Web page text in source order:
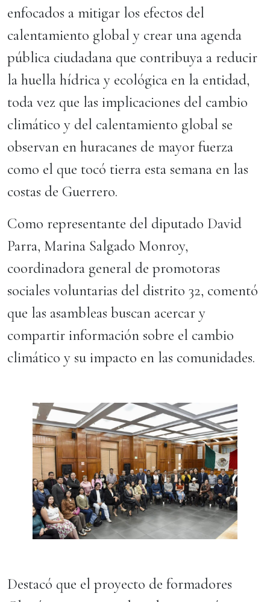
enfocados a mitigar los efectos del
calentamiento global y crear una agenda
pública ciudadana que contribuya a reducir
la huella hídrica y ecológica en la entidad,
toda vez que las implicaciones del cambio
climático y del calentamiento global se
observan en huracanes de mayor fuerza
como el que tocó tierra esta semana en las
costas de Guerrero.
Como representante del diputado David
Parra, Marina Salgado Monroy,
coordinadora general de promotoras
sociales voluntarias del distrito 32, comentó
que las asambleas buscan acercar y
compartir información sobre el cambio
climático y su impacto en las comunidades.
Destacó que el proyecto de formadores